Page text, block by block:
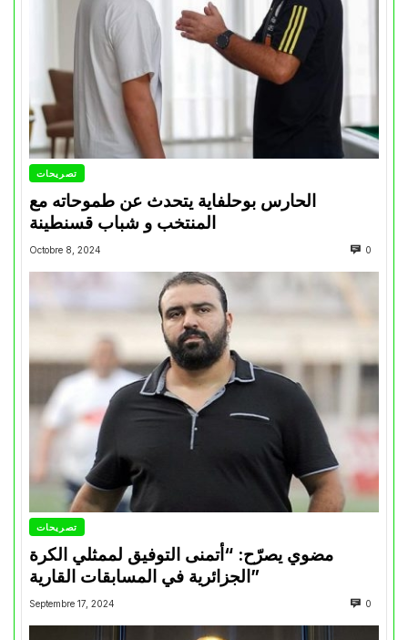
تصريحات
الحارس بوحلفاية يتحدث عن طموحاته مع
المنتخب و شباب قسنطينة
Octobre 8, 2024 0
تصريحات
مضوي يصرّح: “أتمنى التوفيق لممثلي الكرة
الجزائرية في المسابقات القارية”
Septembre 17, 2024 0